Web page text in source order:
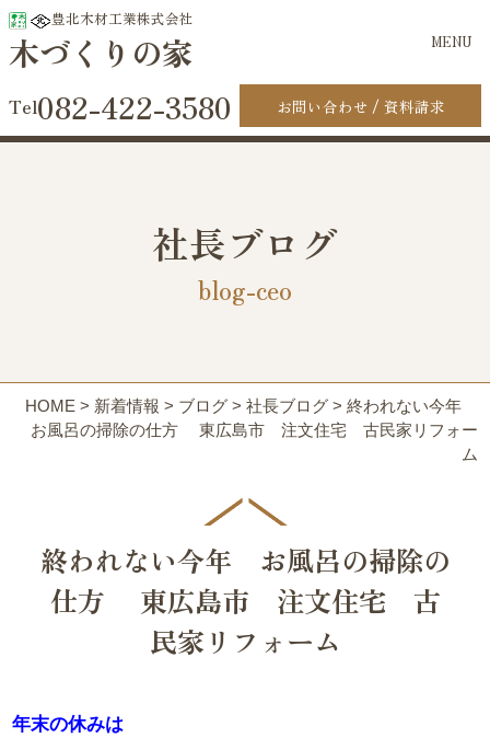
豊北木材工業株式会社
木づくりの家 MENU
082-422-3580 お問い合わせ 資料請求
社長ブログ
blog-ceo
HOME > 新着情報 > ブログ> 社長ブログ> 終われない今年
お風呂の掃除の仕方 東広島市 注文住宅 古民家リフォー
ム
終われない今年 お風呂の掃除の
仕方 東広島市 注文住宅 古
民家リフォーム
年末の休みは